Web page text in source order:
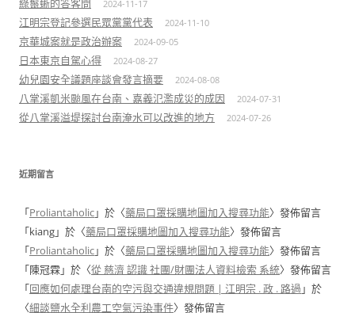
綠鬣蜥的答客問 2024-11-17
江明宗登記參選民眾黨黨代表 2024-11-10
京華城案就是政治辦案 2024-09-05
日本東京自駕心得 2024-08-27
幼兒園安全議題座談會發言摘要 2024-08-08
八掌溪凱米颱風在台南、嘉義氾濫成災的成因 2024-07-31
從八掌溪溢堤探討台南淹水可以改進的地方 2024-07-26
近期留言
「Proliantaholic」於〈藥局口罩採購地圖加入搜尋功能〉發佈留言
「kiang」於〈藥局口罩採購地圖加入搜尋功能〉發佈留言
「Proliantaholic」於〈藥局口罩採購地圖加入搜尋功能〉發佈留言
「陳冠霖」於〈從 慈濟 認識 社團/財團法人資料檢索 系統〉發佈留言
「回應如何處理台南的空污與交通違規問題 | 江明宗 . 政 . 路過 」於
〈細談鹽水全利農工空氣污染事件〉發佈留言